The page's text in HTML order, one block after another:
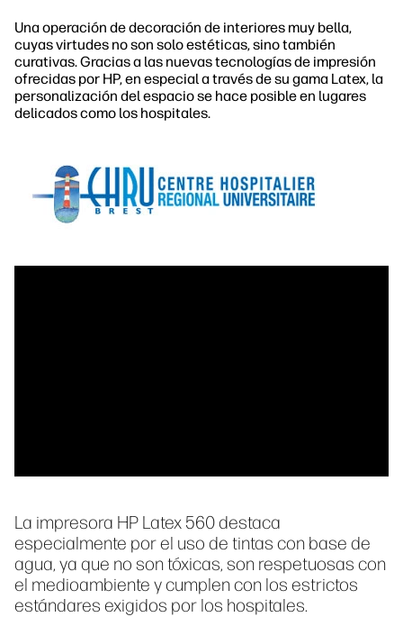
Una operación de decoración de interiores muy bella,
cuyas virtudes no son solo estéticas, sino también
curativas. Gracias a las nuevas tecnologías de impresión
ofrecidas por HP, en especial a través de su gama Latex, la
personalización del espacio se hace posible en lugares
delicados como los hospitales.
La impresora HP Latex 560 destaca
especialmente por el uso de tintas con base de
agua, ya que no son tóxicas, son respetuosas con
el medioambiente y cumplen con los estrictos
estándares exigidos por los hospitales.